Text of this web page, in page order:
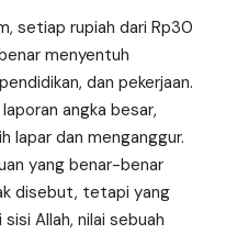
setiap rupiah dari Rp30
menyentuh
dan pekerjaan.
angka besar,
lapar dan menganggur.
yang benar-benar
disebut, tetapi yang
Allah, nilai sebuah